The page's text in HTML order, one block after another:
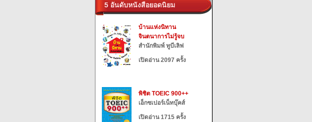
5 อันดับหนังสือยอดนิยม
บ้านแห่งนิทาน
จินตนาการไม่รู้จบ
สำนักพิมพ์ ทูบีเลิฟ
เปิดอ่าน 2097 ครั้ง
พิชิต TOEIC 900++
เอ็กซเปอร์เน็ทบุ๊คส์
เปิดอ่าน 1715 ครั้ง